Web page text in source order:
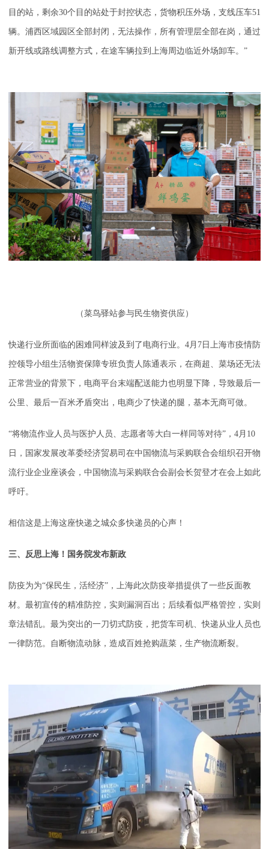
目的站，剩余30个目的站处于封控状态，货物积压外场，支线压车51
辆。浦西区域园区全部封闭，无法操作，所有管理层全部在岗，通过
新开线或路线调整方式，在途车辆拉到上海周边临近外场卸车。”
（菜鸟驿站参与民生物资供应）
快递行业所面临的困难同样波及到了电商行业。4月7日上海市疫情防
控领导小组生活物资保障专班负责人陈通表示，在商超、菜场还无法
正常营业的背景下，电商平台末端配送能力也明显下降，导致最后一
公里、最后一百米矛盾突出，电商少了快递的腿，基本无商可做。
“将物流作业人员与医护人员、志愿者等大白一样同等对待”，4月10
日，国家发展改革委经济贸易司在中国物流与采购联合会组织召开物
流行业企业座谈会，中国物流与采购联合会副会长贺登才在会上如此
呼吁。
相信这是上海这座快递之城众多快递员的心声！
三、反思上海！国务院发布新政
防疫为为“保民生，活经济”，上海此次防疫举措提供了一些反面教
材。最初宣传的精准防控，实则漏洞百出；后续看似严格管控，实则
章法错乱。最为突出的一刀切式防疫，把货车司机、快递从业人员也
一律防范。自断物流动脉，造成百姓抢购蔬菜，生产物流断裂。